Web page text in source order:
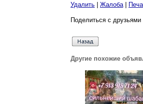
Удалить Жалоба|
Поделиться с
Другие похожие